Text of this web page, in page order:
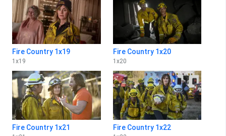
Fire Country 1x19
1 x19
Fire Country 1x20
1 x20
Fire Country 1x21 Fire Country 1x22